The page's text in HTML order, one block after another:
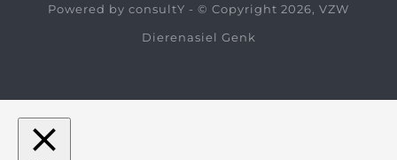
Powered by consultY - © Copyright 2026, VZW
Dierenasiel Genk